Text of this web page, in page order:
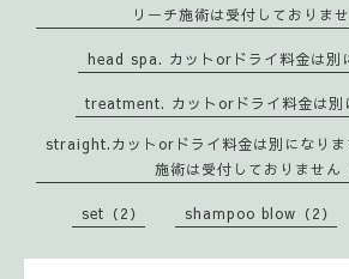
リーチ施術は受付しておりませ
head spa. カットorドライ料金は別
treatment. カットorドライ料金は別
straight.カットorドライ料金は別になり
施術は受付しておりません
set（2） shampoo blow（2）